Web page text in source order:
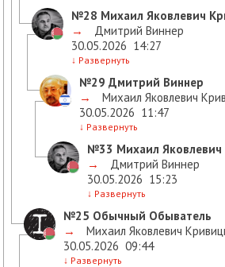
№28 Михаил Яковлевич
→
Дмитрий Виннер
30.05.2026 14:27
↓ Развернуть
№29 Дмитрий Виннер
→
Михаил Яковлевич
30.05.2026 11:47
↓ Развернуть
№33 Михаил
→
Дмитрий Виннер
30.05.2026 15:23
↓ Развернуть
№25 Обычный Обыватель
→
Михаил Яковлевич
30.05.2026 09:44
↓ Развернуть